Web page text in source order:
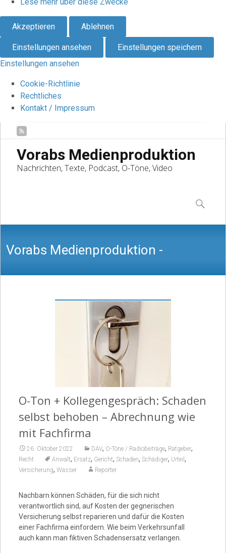
Akzeptieren Ablehnen
Einstellungen ansehen
Einstellungen speichern
Einstellungen ansehen
Cookie-Richtlinie
Rechtliches
Kontakt / Impressum
Vorabs Medienproduktion
Nachrichten, Texte, Podcast, O-Töne, Video
content
Suchen
nach:
Vorabs Medienproduktion -
Nachrichten, Texte, Podcast, O-Töne,
O-Ton + Kollegengespräch: Schaden
selbst behoben – Abrechnung wie
mit Fachfirma
26. Oktober 2022 DAV, O-Töne / Radiobeiträge, Ratgeber,
Recht Anwalt, Ersatz, Gericht, Schaden, Schädiger, Urteil ,
Versicherung, Wasser Reporter
Nachbarn können Schäden, für die sich nicht
verantwortlich sind, auf Kosten der gegnerischen
Versicherung selbst reparieren und dafür die Kosten
einer Fachfirma einfordern. Wie beim Verkehrsunfall
auch kann man fiktiven Schadensersatz verlangen.